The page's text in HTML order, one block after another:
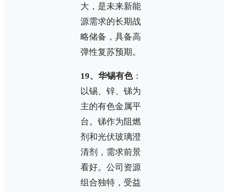
大，是未来新能
源需求的长期战
略储备，具备高
弹性复苏预期。
19、华锡有色：
以锡、锌、锑为
主的有色金属平
台。锑作为阻燃
剂和光伏玻璃澄
清剂，需求前景
看好。公司资源
组合独特，受益